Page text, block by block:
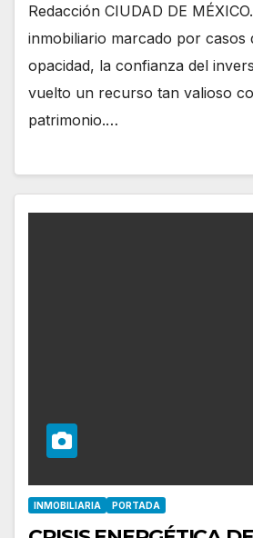
Redacción CIUDAD DE
inmobiliario marcado por casos
opacidad, la confianza del
vuelto un recurso tan valioso
patrimonio.…
INMOBILIARIA PORTADA